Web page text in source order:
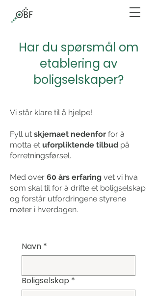
Har du spørsmål om
etablering av
boligselskaper?
Vi står klare til å hjelpe!
Fyll ut skjemaet nedenfor for å
motta et uforpliktende tilbud på
forretningsførsel.
Med over 60 års erfaring vet vi hva
som skal til for å drifte et boligselskap
og forstår utfordringene styrene
møter i hverdagen.
Navn *
Boligselskap *